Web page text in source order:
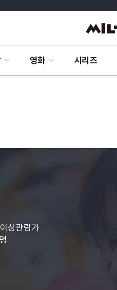
영화 시리즈
상관람가